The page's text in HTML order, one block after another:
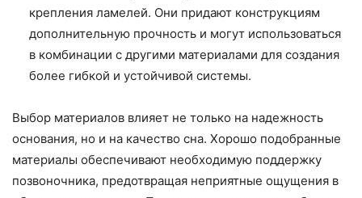
крепления ламелей. Они придают конструкциям
дополнительную прочность и могут использоваться
в комбинации с другими материалами для создания
более гибкой и устойчивой системы.
Выбор материалов влияет не только на надежность
основания, но и на качество сна. Хорошо подобранные
материалы обеспечивают необходимую поддержку
позвоночника, предотвращая неприятные ощущения в